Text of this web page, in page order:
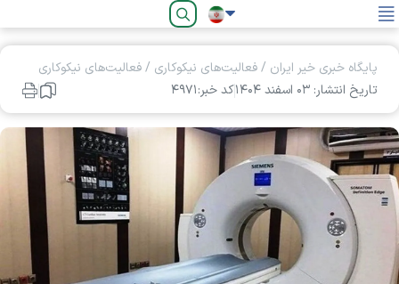
فارسی
پایگاه خبری خیر ایران /فعالیت‌های نیکوکاری /فعالیت‌های نیکوکاری
تاریخ انتشار: ۰۳ اسفند ۱۴۰۴
کد خبر:۴۹۷۱